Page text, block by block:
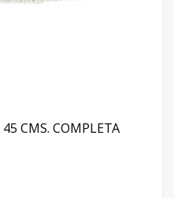
CMS. COMPLETA